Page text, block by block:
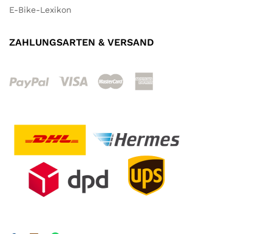
E-Bike-Lexikon
ZAHLUNGSARTEN & VERSAND